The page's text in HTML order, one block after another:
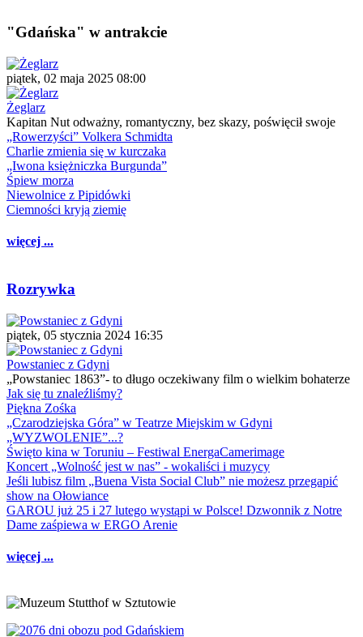
"Gdańska" w antrakcie
piątek, 02 maja 2025 08:00
Żeglarz
Kapitan Nut odważny, romantyczny, bez skazy, poświęcił swoje
„Rowerzyści” Volkera Schmidta
Charlie zmienia się w kurczaka
„Iwona księżniczka Burgunda”
Śpiew morza
Niewolnice z Pipidówki
Ciemności kryją ziemię
więcej ...
Rozrywka
piątek, 05 stycznia 2024 16:35
Powstaniec z Gdyni
„Powstaniec 1863”- to długo oczekiwany film o wielkim bohaterze
Jak się tu znaleźliśmy?
Piękna Zośka
„Czarodziejska Góra” w Teatrze Miejskim w Gdyni
„WYZWOLENIE”...?
Święto kina w Toruniu – Festiwal EnergaCamerimage
Koncert „Wolność jest w nas” - wokaliści i muzycy
Jeśli lubisz film „Buena Vista Social Club” nie możesz przegapić
show na Ołowiance
GAROU już 25 i 27 lutego wystąpi w Polsce! Dzwonnik z Notre
Dame zaśpiewa w ERGO Arenie
więcej ...